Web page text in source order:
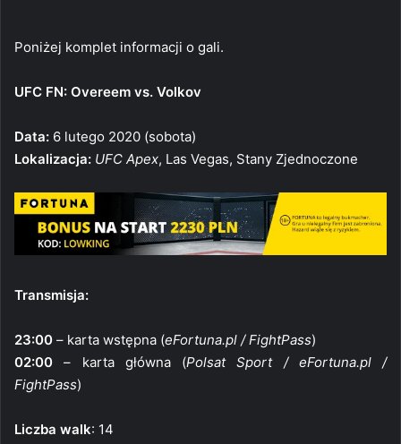
Poniżej komplet informacji o gali.
UFC FN: Overeem vs. Volkov
Data: 6 lutego 2020 (sobota)
Lokalizacja: UFC Apex, Las Vegas, Stany Zjednoczone
Transmisja:
23:00 – karta wstępna (eFortuna.pl / FightPass)
02:00 – karta główna (Polsat Sport / eFortuna.pl /
FightPass)
Liczba walk: 14